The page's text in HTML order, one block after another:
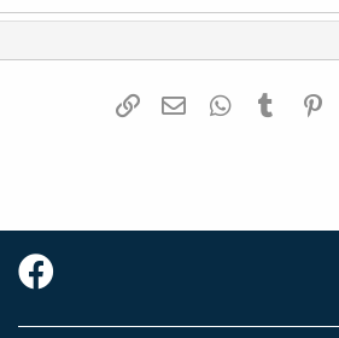
Reddit
Pinterest
Tumblr
WhatsAppדואר אלקטרוני